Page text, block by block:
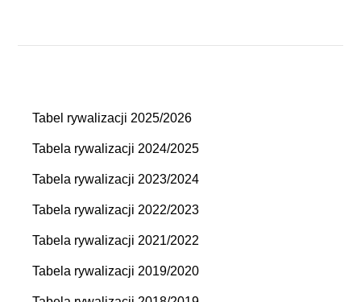
Tabel rywalizacji 2025/2026
Tabela rywalizacji 2024/2025
Tabela rywalizacji 2023/2024
Tabela rywalizacji 2022/2023
Tabela rywalizacji 2021/2022
Tabela rywalizacji 2019/2020